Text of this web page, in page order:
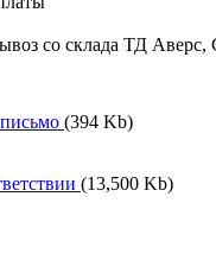
со склада ТД
(394 Kb)
(13,500 Kb)